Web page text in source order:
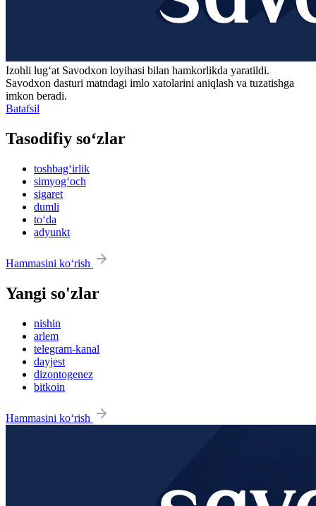
Izohli lugʻat Savodxon loyihasi bilan hamkorlikda yaratildi.
Savodxon dasturi matndagi imlo xatolarini aniqlash va tuzatishga
imkon beradi.
Batafsil
Tasodifiy so‘zlar
toshbag‘irlik
simyog‘och
sigaret
dumli
to‘da
adyunkt
Hammasini ko‘rish
Yangi so'zlar
nishin
arlem
telegram-kanal
dayjest
dizontogenez
bitkoin
Hammasini ko‘rish